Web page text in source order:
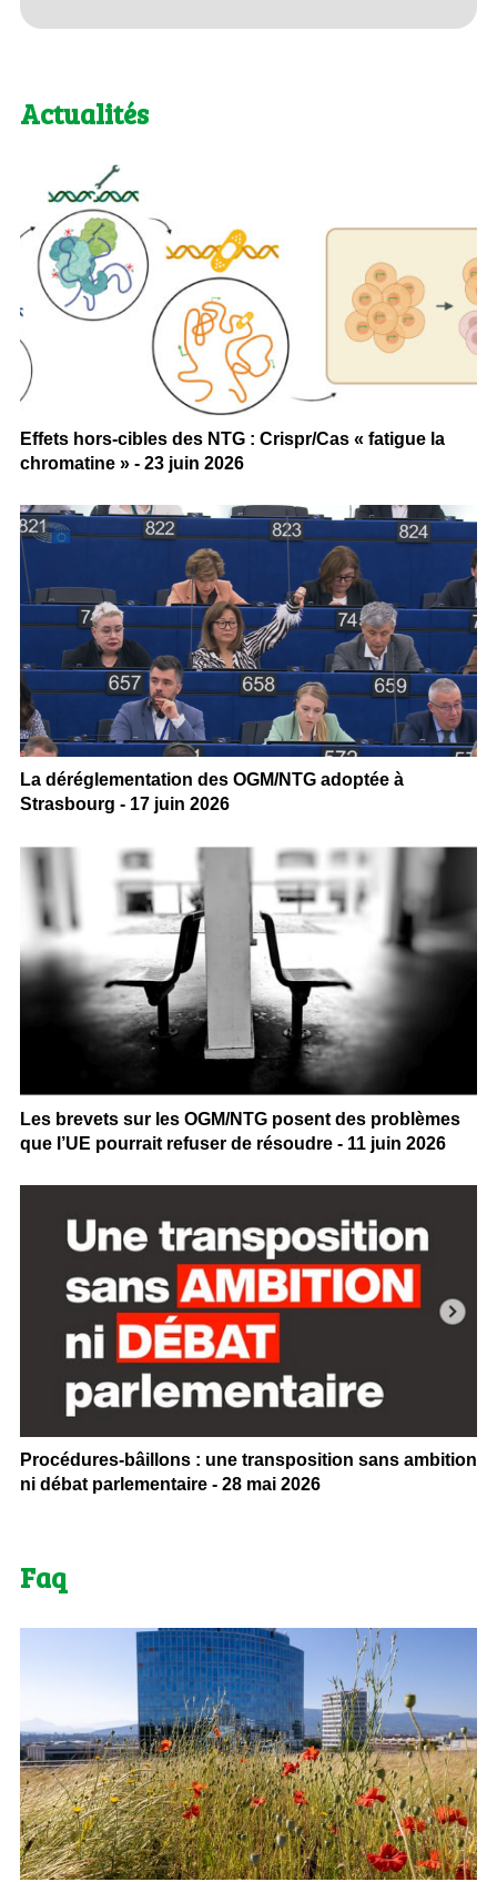
Actualités
Effets hors-cibles des NTG : Crispr/Cas « fatigue la
chromatine » - 23 juin 2026
La déréglementation des OGM/NTG adoptée à
Strasbourg - 17 juin 2026
Les brevets sur les OGM/NTG posent des problèmes
que l’UE pourrait refuser de résoudre - 11 juin 2026
Procédures-bâillons : une transposition sans ambition
ni débat parlementaire - 28 mai 2026
Faq